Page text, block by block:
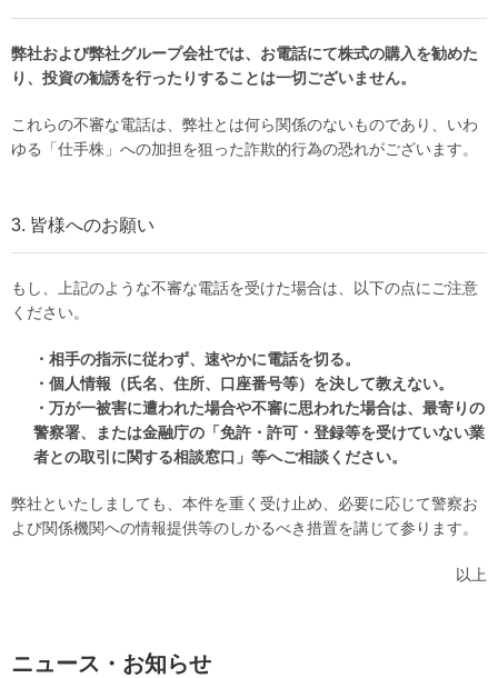
弊社および弊社グループ会社では、お電話にて株式の購入を勧めた
り、投資の勧誘を行ったりすることは一切ございません。
これらの不審な電話は、弊社とは何ら関係のないものであり、いわ
ゆる「仕手株」への加担を狙った詐欺的行為の恐れがございます。
3. 皆様へのお願い
もし、上記のような不審な電話を受けた場合は、以下の点にご注意
ください。
・相手の指示に従わず、速やかに電話を切る。
・個人情報（氏名、住所、口座番号等）を決して教えない。
・万が一被害に遭われた場合や不審に思われた場合は、最寄りの
警察署、または金融庁の「免許・許可・登録等を受けていない業
者との取引に関する相談窓口」等へご相談ください。
弊社といたしましても、本件を重く受け止め、必要に応じて警察お
よび関係機関への情報提供等のしかるべき措置を講じて参ります。
以上
ニュース・お知らせ